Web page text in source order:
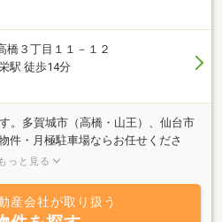
ださい
橋３丁目１１－１２
駅 徒歩14分
。多賀城市（高橋・山王）、仙台市
件・月極駐車場ならお任せくださ
（022-368-1191）までお願いしま
。駐車場を完備しておりますので、
ださい。
もっと見る
産会社が取り扱う